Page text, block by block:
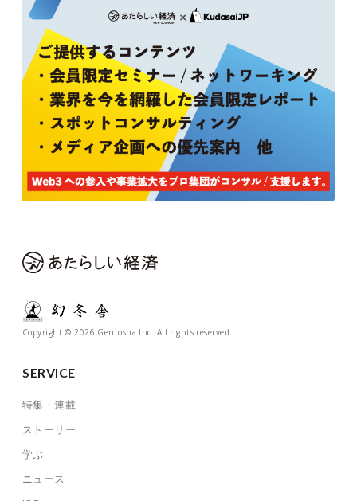
Copyright © 2026 Gentosha Inc. All rights reserved.
SERVICE
特集・連載
ストーリー
学ぶ
ニュース